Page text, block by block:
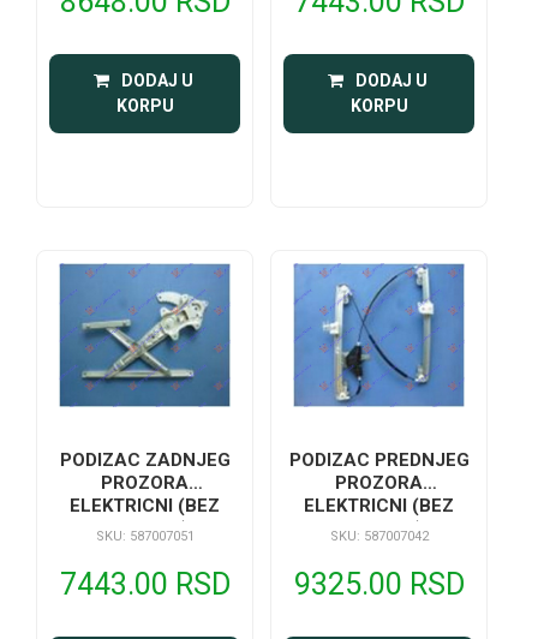
DODAJ U
KORPU
DODAJ U
KORPU
PODIZAC ZADNJEG
PROZORA
ELEKTRICNI (BEZ
MOTORA)
SKU: 587007051
7443.00 RSD
PODIZAC PREDNJEG
PROZORA
ELEKTRICNI (BEZ
MOTORA)
SKU: 587007042
9325.00 RSD